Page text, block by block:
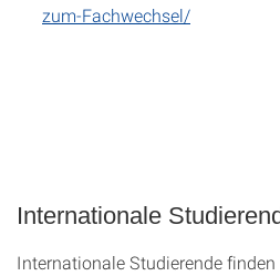
zum-Fachwechsel/
Internationale
Internationale Studierende